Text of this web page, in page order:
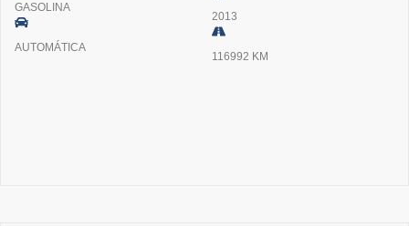
GASOLINA
AUTOMÁTICA
2013
116992 KM